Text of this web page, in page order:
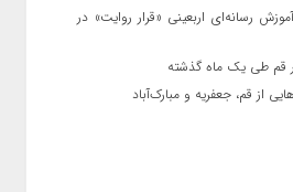
رسانه‌ای اربعینی «قرار روایت» در
از قم، جعفریه و مبارک‌آباد